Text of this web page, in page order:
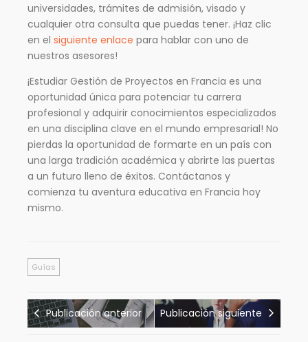
universidades, trámites de admisión, visado y
cualquier otra consulta que puedas tener. ¡Haz clic
en el siguiente enlace para hablar con uno de
nuestros asesores!
¡Estudiar Gestión de Proyectos en Francia es una
oportunidad única para potenciar tu carrera
profesional y adquirir conocimientos especializados
en una disciplina clave en el mundo empresarial! No
pierdas la oportunidad de formarte en un país con
una larga tradición académica y abrirte las puertas
a un futuro lleno de éxitos. Contáctanos y
comienza tu aventura educativa en Francia hoy
mismo.
Guías
Publicación anterior Publicación siguiente